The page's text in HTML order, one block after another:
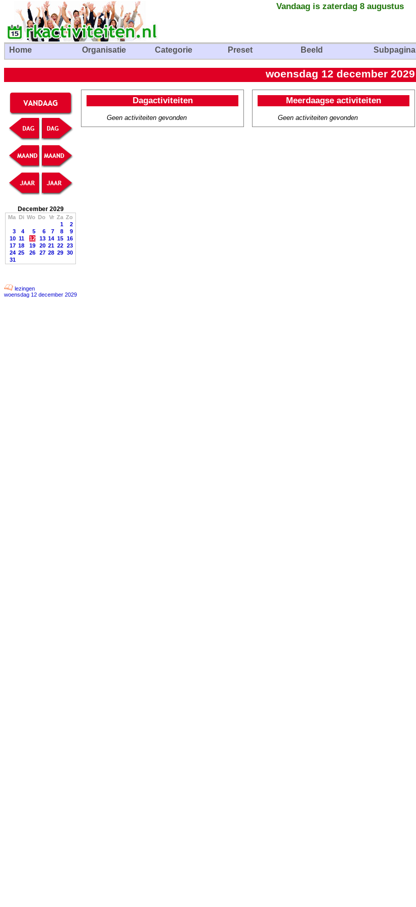
Vandaag is zaterdag 8 augustus
Home Organisatie Categorie Preset Beeld Subpagina
woensdag 12 december 2029
December 2029
Ma Di Wo Do Vr Za Zo
1
2
3
4 5 6 7 8
9
10 11 12 13 14 15 16
17 18 19 20 21 22 23
24 25 26 27 28 29 30
31
lezingen
woensdag 12 december 2029
Dagactiviteiten
Geen activiteiten gevonden
Meerdaagse activiteiten
Geen activiteiten gevonden